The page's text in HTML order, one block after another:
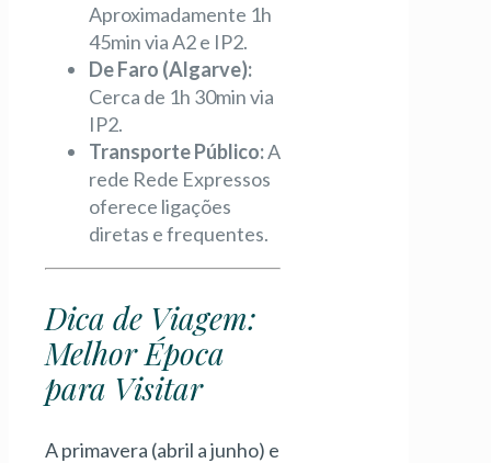
Aproximadamente 1h
45min via A2 e IP2.
De Faro (Algarve):
Cerca de 1h 30min via
IP2.
Transporte Público:A
rede Rede Expressos
oferece ligações
diretas e frequentes.
Dica de Viagem:
Melhor Época
para Visitar
A primavera (abril a junho) e